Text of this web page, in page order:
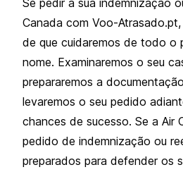
Canada com Voo-
de que cuidaremos de todo o
nome. Examinaremos o seu
prepararemos a
levaremos o seu pedido
chances de sucesso. Se a Air
pedido de indemnização ou
preparados para defender os